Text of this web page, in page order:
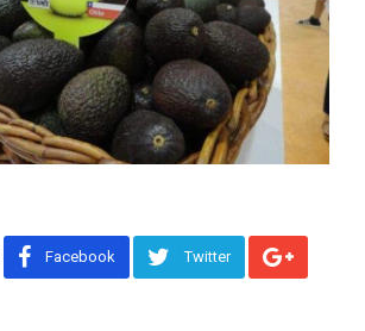
Facebook Twitter